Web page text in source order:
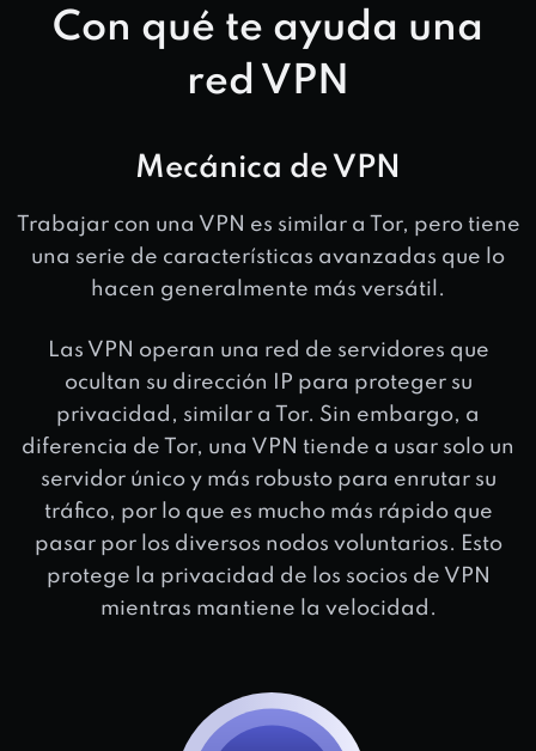
Con qué te ayuda una
red VPN
Mecánica de VPN
Trabajar con una VPN es similar a Tor, pero tiene
una serie de características avanzadas que lo
hacen generalmente más versátil.
Las VPN operan una red de servidores que
ocultan su dirección IP para proteger su
privacidad, similar a Tor. Sin embargo, a
diferencia de Tor, una VPN tiende a usar solo un
servidor único y más robusto para enrutar su
tráfico, por lo que es mucho más rápido que
pasar por los diversos nodos voluntarios. Esto
protege la privacidad de los socios de VPN
mientras mantiene la velocidad.